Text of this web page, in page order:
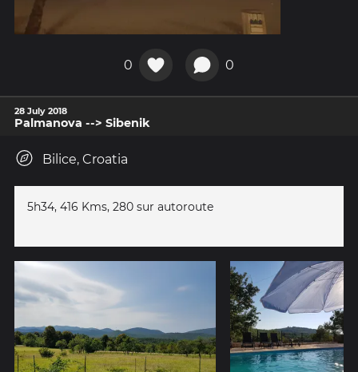
0 0
28 July 2018
Palmanova --> Sibenik
Bilice, Croatia
5h34, 416 Kms, 280 sur autoroute